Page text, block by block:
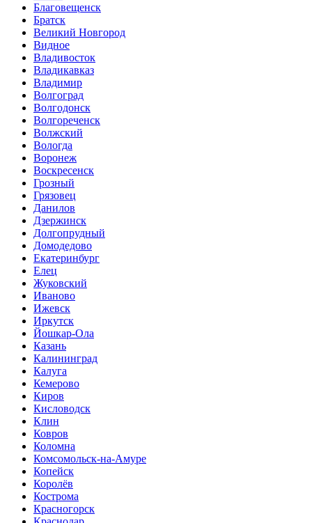
Благовещенск
Братск
Великий Новгород
Видное
Владивосток
Владикавказ
Владимир
Волгоград
Волгодонск
Волгореченск
Волжский
Вологда
Воронеж
Воскресенск
Грозный
Грязовец
Данилов
Дзержинск
Долгопрудный
Домодедово
Екатеринбург
Елец
Жуковский
Иваново
Ижевск
Иркутск
Йошкар-Ола
Казань
Калининград
Калуга
Кемерово
Киров
Кисловодск
Клин
Ковров
Коломна
Комсомольск-на-Амуре
Копейск
Королёв
Кострома
Красногорск